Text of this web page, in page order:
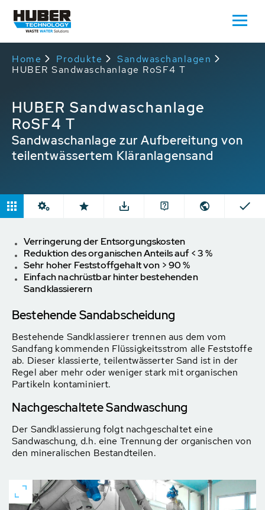
Home Produkte
Sandwaschanlagen
HUBER Sandwaschanlage RoSF4 T
HUBER Sandwaschanlage
RoSF4 T
Sandwaschanlage zur Aufbereitung von
teilentwässertem Kläranlagensand
Verringerung der Entsorgungskosten
Reduktion des organischen Anteils auf < 3 %
Sehr hoher Feststoffgehalt von > 90 %
Einfach nachrüstbar hinter bestehenden
Sandklassierern
Bestehende Sandabscheidung
Bestehende Sandklassierer trennen aus dem vom
Sandfang kommenden Flüssigkeitsstrom alle Feststoffe
ab. Dieser klassierte, teilentwässerter Sand ist in der
Regel aber mehr oder weniger stark mit organischen
Partikeln kontaminiert.
Nachgeschaltete Sandwaschung
Der Sandklassierung folgt nachgeschaltet eine
Sandwaschung, d.h. eine Trennung der organischen von
den mineralischen Bestandteilen.